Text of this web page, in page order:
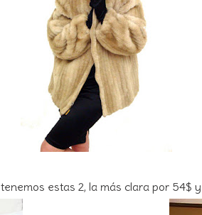
tenemos estas 2, la más clara por 54$